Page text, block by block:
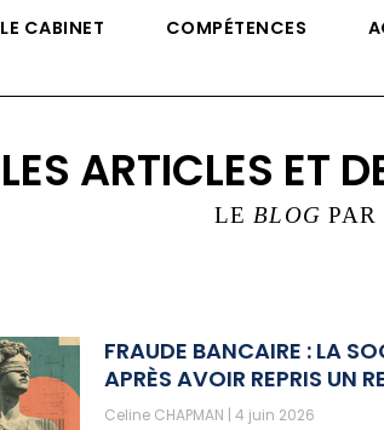
LE CABINET COMPÉTENCES
LES ARTICLES ET
LE BLOG
FRAUDE BANCAIRE : LA
APRÈS AVOIR REPRIS UN
Celine CHAPMAN 4 juin 2026